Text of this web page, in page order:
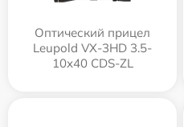
Оптический прицел
Leupold VX-3HD 3.5-
10x40 CDS-ZL